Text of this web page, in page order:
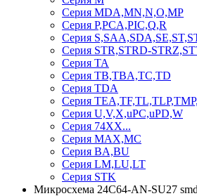
Серия MDA,MN,N,O,MP
Серия P,PCA,PIC,Q,R
Серия
Серия STR,STRD-
Серия TA
Серия TB,TBA,TC,TD
Серия TDA
Серия
Серия U,V,X,uPC,uPD,W
Серия 74ХХ...
Серия MAX,MC
Серия BA,BU
Серия LM,LU,LT
Серия STK
Микросхема 24C64-AN-SU27